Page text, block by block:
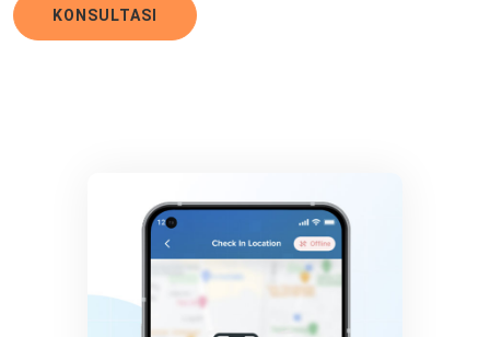
KONSULTASI